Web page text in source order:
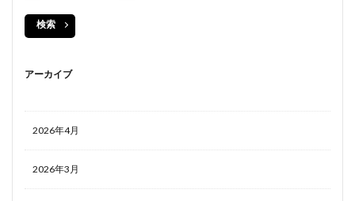
検索
アーカイブ
2026年4月
2026年3月